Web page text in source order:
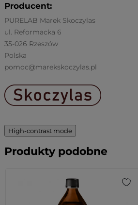
Producent:
PURELAB Marek Skoczylas
ul. Reformacka 6
35-026 Rzeszów
Polska
pomoc@marekskoczylas.pl
High-contrast mode
Produkty podobne